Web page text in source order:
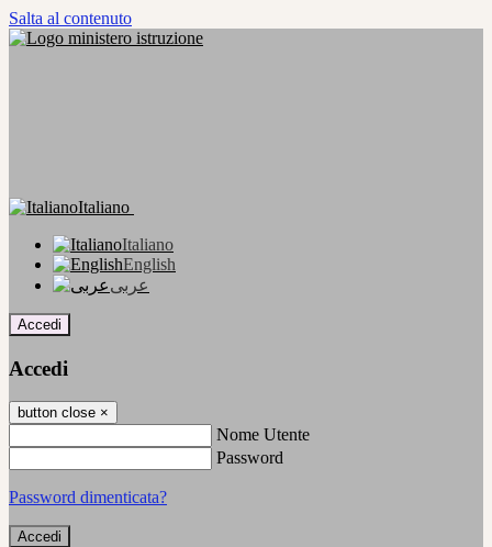
Salta al contenuto
Italiano
Italiano
English
عربى
Accedi
Accedi
button close ×
Nome Utente
Password
Password dimenticata?